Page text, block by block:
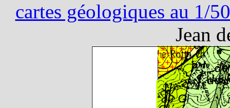
cartes géologiques au 1/
Jean